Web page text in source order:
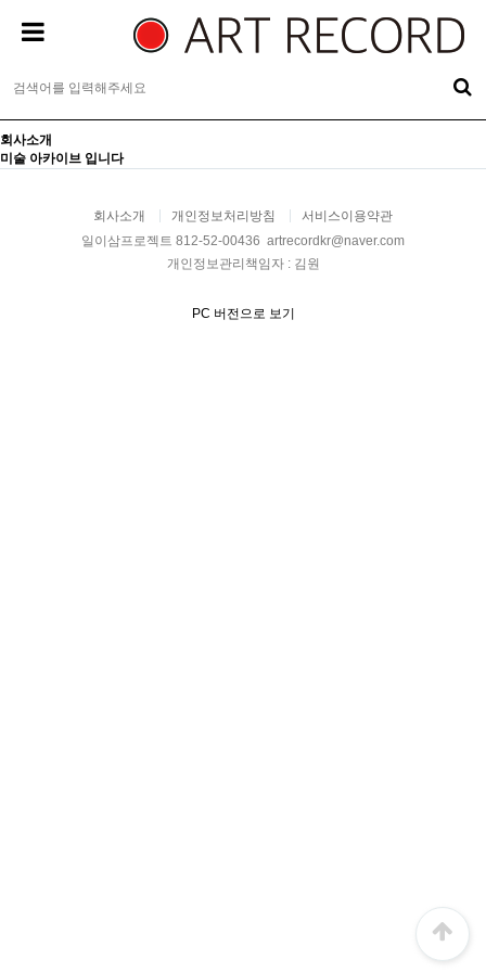
회사소개
미술 아카이브 입니다
회사소개 개인정보처리방침
서비스이용약관
일이삼프로젝트 812-52-00436 artrecordkr@naver.com
개인정보관리책임자 : 김원
PC 버전으로 보기